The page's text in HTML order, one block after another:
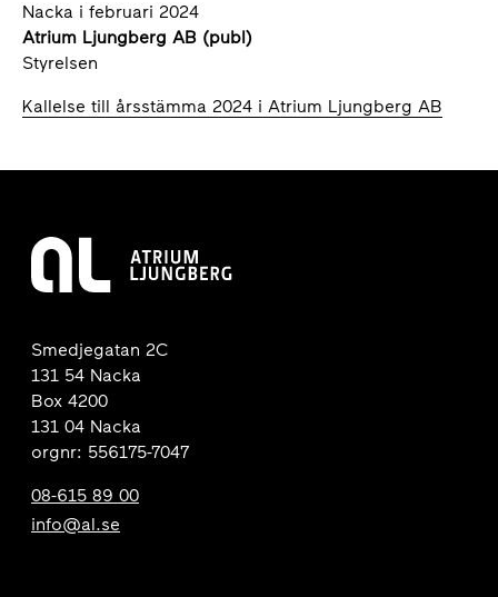
Nacka i februari 2024
Atrium Ljungberg AB (publ)
Styrelsen
Kallelse till årsstämma 2024 i Atrium Ljungberg AB
Smedjegatan 2C
131 54 Nacka
Box 4200
131 04 Nacka
orgnr: 556175-7047
08-615 89 00
info@al.se